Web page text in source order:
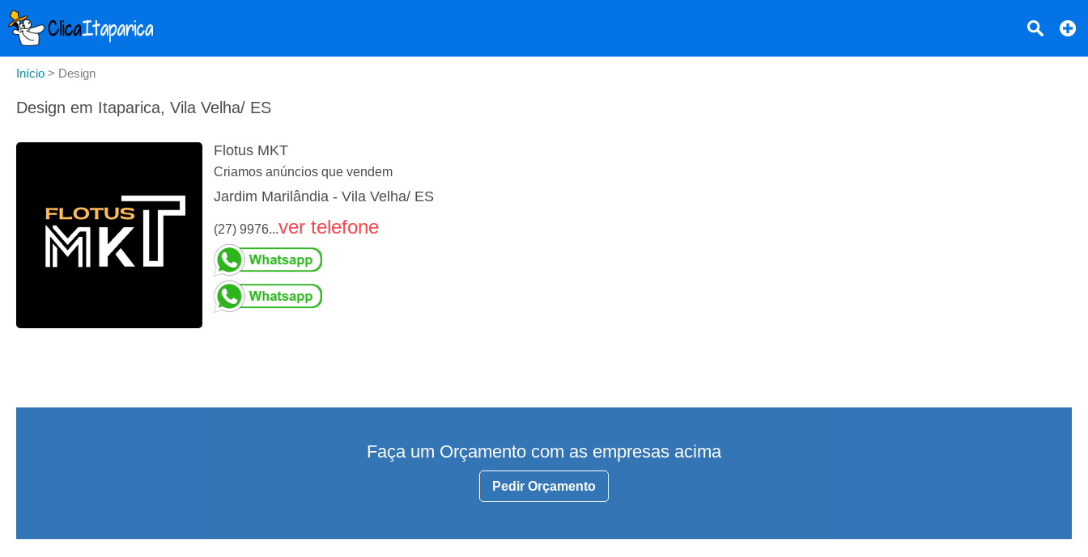
Início > Design
Design em Itaparica, Vila Velha/ ES
Flotus MKT
Criamos anúncios que vendem
Jardim Marilândia - Vila Velha/ ES
(27) 9976...ver telefone
Faça um Orçamento com as empresas acima
Pedir Orçamento